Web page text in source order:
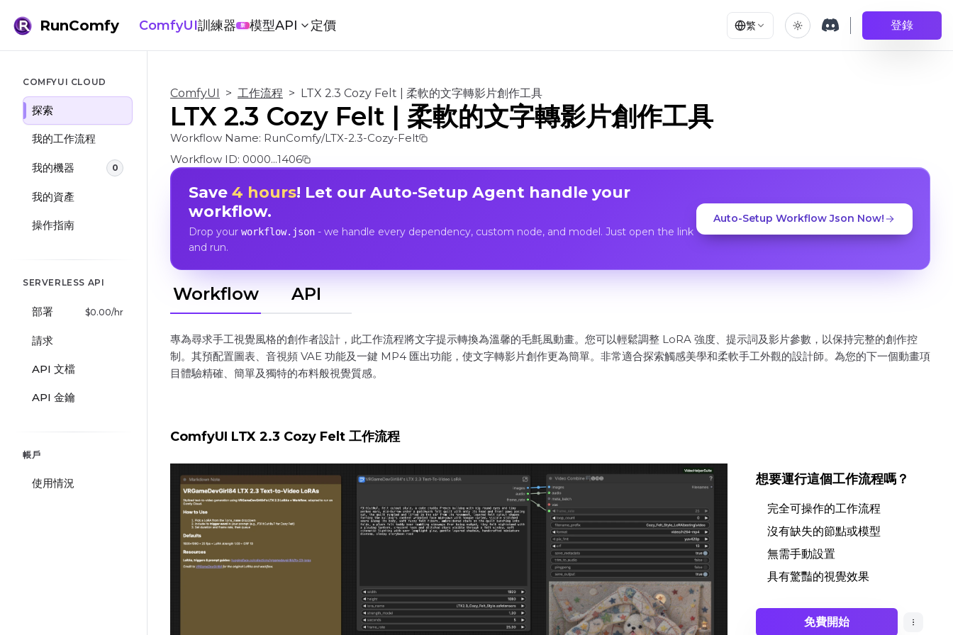
RunComfy ComfyUI訓練器 新 模型API 定價 繁 登錄
COMFYUI CLOUD
探索
我的工作流程
我的機器 0
我的資產
操作指南
SERVERLESS API
部署 $0.00/hr
請求
API 文檔
API 金鑰
帳戶
使用情況
ComfyUI > 工作流程 > LTX 2.3 Cozy Felt | 柔軟的文字轉影片創作工具
LTX 2.3 Cozy Felt | 柔軟的文字轉影片創作工具
Workflow Name: RunComfy/LTX-2.3-Cozy-Felt
Workflow ID: 0000...1406
Save 4 hours! Let our Auto-Setup Agent handle your
workflow.
Drop your workflow.json- we handle every dependency, custom node, and model. Just open the link
and run.
Auto-Setup Workflow Json Now!
Workflow API
專為尋求手工視覺風格的創作者設計，此工作流程將文字提示轉換為溫馨的毛氈風動畫。您可以輕鬆調整 LoRA 強度、提示詞及影片參數，以保持完整的創作控
制。其預配置圖表、音視頻 VAE 功能及一鍵 MP4 匯出功能，使文字轉影片創作更為簡單。非常適合探索觸感美學和柔軟手工外觀的設計師。為您的下一個動畫項
目體驗精確、簡單及獨特的布料般視覺質感。
ComfyUI LTX 2.3 Cozy Felt 工作流程
想要運行這個工作流程嗎？
完全可操作的工作流程
沒有缺失的節點或模型
無需手動設置
具有驚豔的視覺效果
免費開始